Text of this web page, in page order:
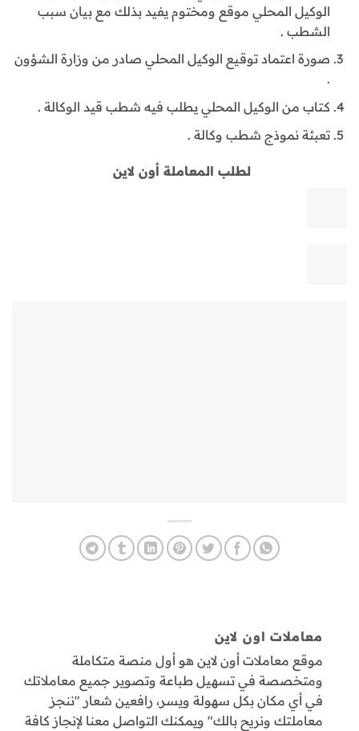
الوكيل المحلي موقع ومختوم يفيد بذلك مع بيان سبب
الشطب .
صورة اعتماد توقيع الوكيل المحلي صادر من وزارة الشؤون
.
كتاب من الوكيل المحلي يطلب فيه شطب قيد الوكالة .
تعبئة نموذج شطب وكالة .
لطلب المعاملة أون لاين
معاملات اون لاين
موقع معاملات أون لاين هو أول منصة متكاملة
ومتخصصة في تسهيل طباعة وتصوير جميع معاملاتك
في أي مكان بكل سهولة ويسر، رافعين شعار "ننجز
معاملتك ونريح بالك" ويمكنك التواصل معنا لإنجاز كافة